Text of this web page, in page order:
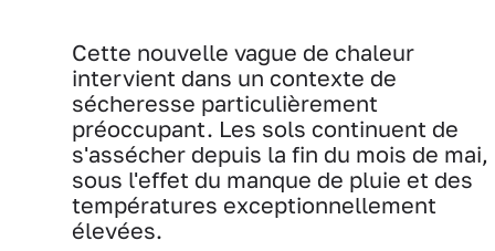
Cette nouvelle vague de chaleur
intervient dans un contexte de
sécheresse particulièrement
préoccupant. Les sols continuent de
s'assécher depuis la fin du mois de mai,
sous l'effet du manque de pluie et des
températures exceptionnellement
élevées.